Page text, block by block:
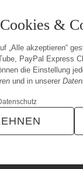
&
„Alle akzeptieren“
PayPal Express
die Einstellung
und in unserer